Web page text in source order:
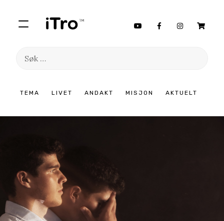
TEMA LIVET ANDAKT MISJON AKTUELT
Søk
innhold